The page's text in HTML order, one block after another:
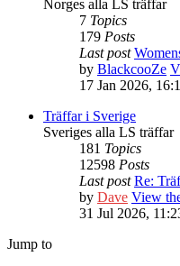
Norges alla LS träffar
7 Topics
179 Posts
Last post
by BlackcooZe
17 Jan 2026,
Träffar i Sverige
Sveriges alla LS träffar
181 Topics
12598 Posts
Last post Re:
by Dave View
31 Jul 2026,
Jump to